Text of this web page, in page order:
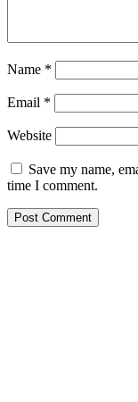
Name *
Email *
Website
Save my name,
time I comment.